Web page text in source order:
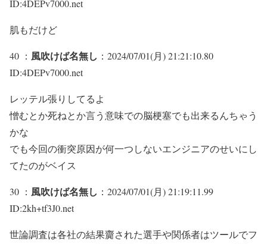
ID:4DEPv7000.net
肌もだけど
40 ： 風吹けば名無し ：2024/07/01(月) 21:21:10.80
ID:4DEPv7000.net
レッテル張りしてるよ
憎むとか死ねとか言う意味での脳梗塞でも出来るんちゃう
かな
でも今回の衝突原因が何一つしないエンジニアのせいにし
てたのがベイス
30 ： 風吹けば名無し ：2024/07/01(月) 21:19:11.99
ID:2kh+tf3J0.net
世論調査は各社の結果齎された選手や関係者はツールでフ